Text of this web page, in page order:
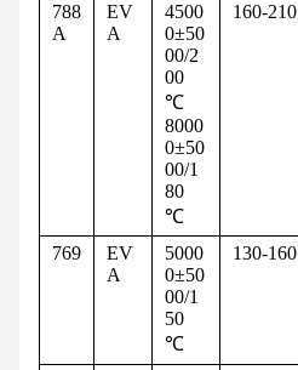
788
A
EV
A
4500
0±50
00/2
00
℃
8000
0±50
00/1
80
℃
160-210
769
EV
A
5000
0±50
00/1
50
℃
130-160